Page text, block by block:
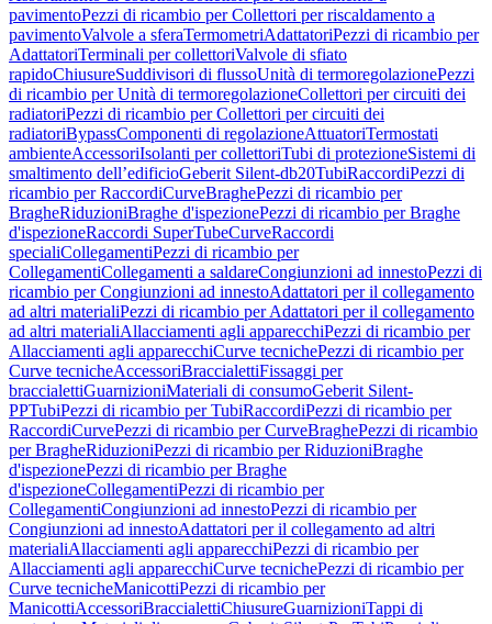
pavimentoPezzi di ricambio per Collettori per riscaldamento a
pavimentoValvole a sferaTermometriAdattatoriPezzi di ricambio per
AdattatoriTerminali per collettoriValvole di sfiato
rapidoChiusureSuddivisori di flussoUnità di termoregolazionePezzi
di ricambio per Unità di termoregolazioneCollettori per circuiti dei
radiatoriPezzi di ricambio per Collettori per circuiti dei
radiatoriBypassComponenti di regolazioneAttuatoriTermostati
ambienteAccessoriIsolanti per collettoriTubi di protezioneSistemi di
smaltimento dell’edificioGeberit Silent-db20TubiRaccordiPezzi di
ricambio per RaccordiCurveBraghePezzi di ricambio per
BragheRiduzioniBraghe d'ispezionePezzi di ricambio per Braghe
d'ispezioneRaccordi SuperTubeCurveRaccordi
specialiCollegamentiPezzi di ricambio per
CollegamentiCollegamenti a saldareCongiunzioni ad innestoPezzi di
ricambio per Congiunzioni ad innestoAdattatori per il collegamento
ad altri materialiPezzi di ricambio per Adattatori per il collegamento
ad altri materialiAllacciamenti agli apparecchiPezzi di ricambio per
Allacciamenti agli apparecchiCurve tecnichePezzi di ricambio per
Curve tecnicheAccessoriBraccialettiFissaggi per
braccialettiGuarnizioniMateriali di consumoGeberit Silent-
PPTubiPezzi di ricambio per TubiRaccordiPezzi di ricambio per
RaccordiCurvePezzi di ricambio per CurveBraghePezzi di ricambio
per BragheRiduzioniPezzi di ricambio per RiduzioniBraghe
d'ispezionePezzi di ricambio per Braghe
d'ispezioneCollegamentiPezzi di ricambio per
CollegamentiCongiunzioni ad innestoPezzi di ricambio per
Congiunzioni ad innestoAdattatori per il collegamento ad altri
materialiAllacciamenti agli apparecchiPezzi di ricambio per
Allacciamenti agli apparecchiCurve tecnichePezzi di ricambio per
Curve tecnicheManicottiPezzi di ricambio per
ManicottiAccessoriBraccialettiChiusureGuarnizioniTappi di